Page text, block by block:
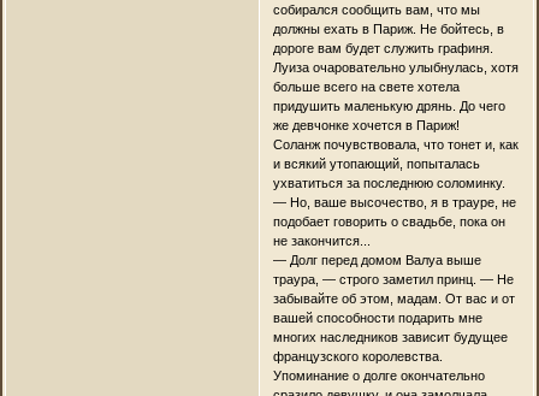
собирался сообщить вам, что мы
должны ехать в Париж. Не бойтесь, в
дороге вам будет служить графиня.
Луиза очаровательно улыбнулась, хотя
больше всего на свете хотела
придушить маленькую дрянь. До чего
же девчонке хочется в Париж!
Соланж почувствовала, что тонет и, как
и всякий утопающий, попыталась
ухватиться за последнюю соломинку.
— Но, ваше высочество, я в трауре, не
подобает говорить о свадьбе, пока он
не закончится...
— Долг перед домом Валуа выше
траура, — строго заметил принц. — Не
забывайте об этом, мадам. От вас и от
вашей способности подарить мне
многих наследников зависит будущее
французского королевства.
Упоминание о долге окончательно